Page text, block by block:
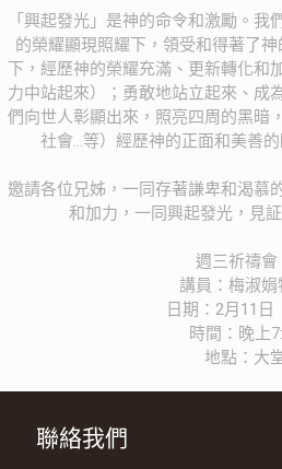
「興起發光」是神的命令和激勵。我
的榮耀顯現照耀下，領受和得著了
下，經歷神的榮耀充滿、更新轉化和
力中站起來）；勇敢地站立起來、成
們向世人彰顯出來，照亮四周的黑暗
社會…等）經歷神的正面和美善
邀請各位兄姊，一同存著謙卑和渴慕
和加力，一同興起發光，見
週三祈禱會
講員：梅淑娟
日期：2月11日
時間：晚上
地點：大
聯絡我們